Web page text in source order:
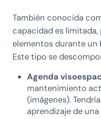
También conocida
capacidad es
elementos durante un
Este tipo se
Agenda
mantenimiento
(imágenes).
aprendizaje de